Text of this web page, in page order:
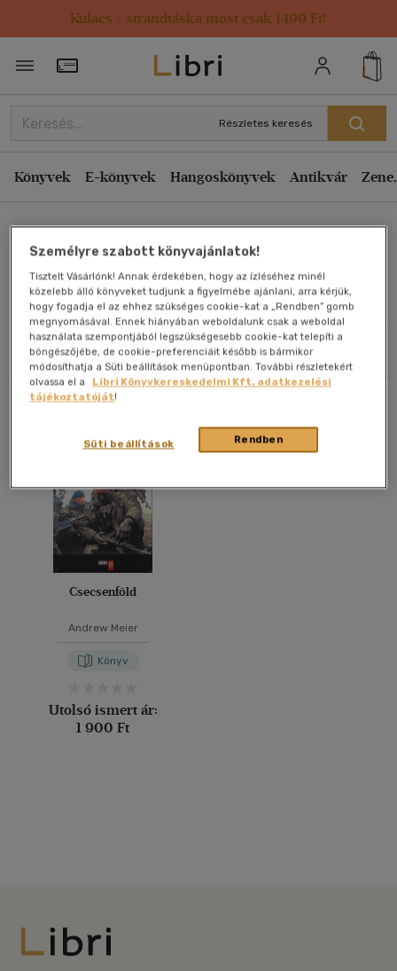
Kulacs / strandtáska most csak 1499 Ft!
Törzsvásárlói Kártya adatai
Részletes keresés
Könyvek E-könyvek Hangoskönyvek Antikvár
Művei
Szűrés Rendezés
Rendezés
Kiadás éve szerint csökkenő
Ár szerint csökkenő
Eladott darabszám szerint csökkenő
Eladott darabszám szerint növekvő
Cím szerint A-Z
Szerző szerint A-Z
Megjelenítés
20 db / oldal
Alkalmaz
Csecsenföld
Andrew Meier
Könyv
Utolsó ismert ár:
1 900 Ft
Libri
Személyre szabott könyvajánlatok!
Tisztelt Vásárlónk! Annak érdekében, hogy az ízléséhez minél
közelebb álló könyveket tudjunk a figyelmébe ajánlani, arra kérjük,
hogy fogadja el az ehhez szükséges cookie-kat a „Rendben” gomb
megnyomásával. Ennek hiányában weboldalunk csak a weboldal
használata szempontjából legszükségesebb cookie-kat telepíti a
böngészőjébe, de cookie-preferenciáit később is bármikor
módosíthatja a Süti beállítások menüpontban. További részletekért
olvassa el a
Libri Könyvkereskedelmi Kft. adatkezelési
tájékoztatóját!
Rendben
Süti beállítások